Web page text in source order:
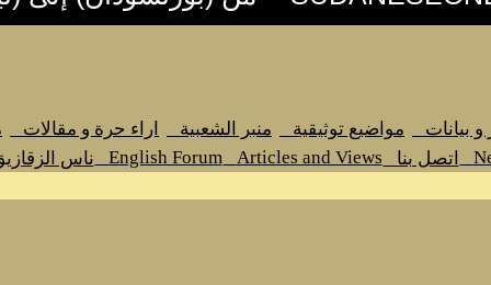
مدخل أرشيف اراء حرة و مقالات